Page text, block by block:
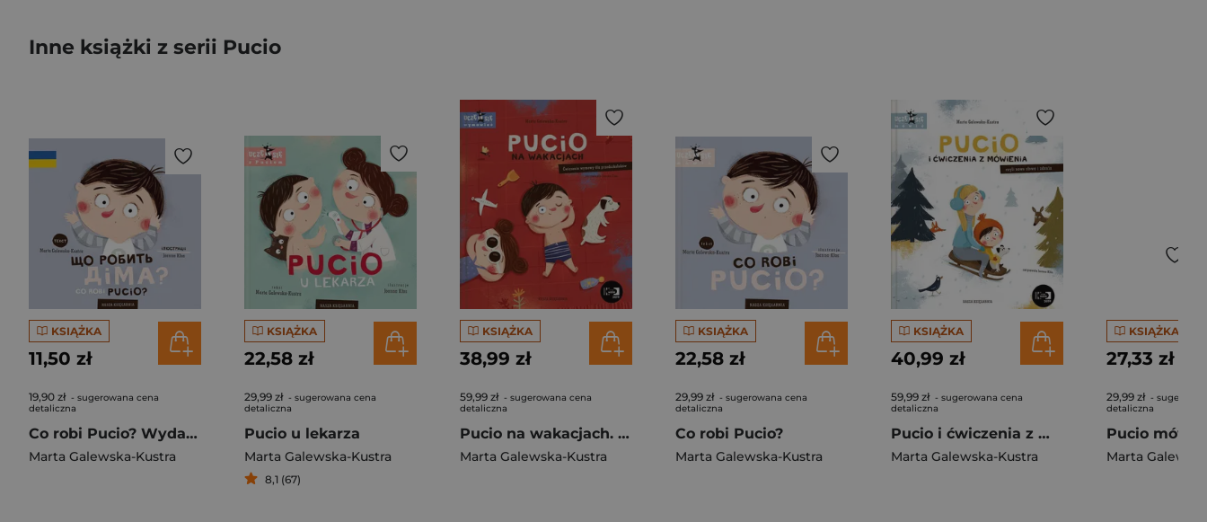
Inne książki z serii Pucio
KSIĄŻKA
11,50 zł
19,90 zł - sugerowana cena
detaliczna
Co robi Pucio? Wydanie polsko-ukraińskie Що робить Діма?
Marta Galewska-Kustra
KSIĄŻKA
22,58 zł
29,99 zł - sugerowana cena
detaliczna
Pucio u lekarza
Marta Galewska-Kustra
8,1 (67)
KSIĄŻKA
38,99 zł
59,99 zł - sugerowana cena
detaliczna
Pucio na wakacjach. Ćwiczenia wymowy dla przedszkolaków
Marta Galewska-Kustra
KSIĄŻKA
22,58 zł
29,99 zł - sugerowana cena
detaliczna
Co robi Pucio?
Marta Galewska-Kustra
KSIĄŻKA
40,99 zł
59,99 zł - sugerowana cena
detaliczna
Pucio i ćwiczenia z mówienia, czyli nowe słowa i zdania
Marta Galewska-Kustra
KSIĄŻKA
27,33 zł
29,99 zł -
detaliczna
Marta